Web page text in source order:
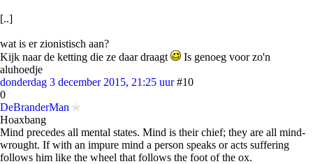
[..]
wat is er zionistisch aan?
Kijk naar de ketting die ze daar draagt
Is genoeg voor zo'n
aluhoedje
donderdag 3 december 2015, 21:25 uur #10
0
DeBranderMan
Hoaxbang
Mind precedes all mental states. Mind is their chief; they are all mind-
wrought. If with an impure mind a person speaks or acts suffering
follows him like the wheel that follows the foot of the ox.